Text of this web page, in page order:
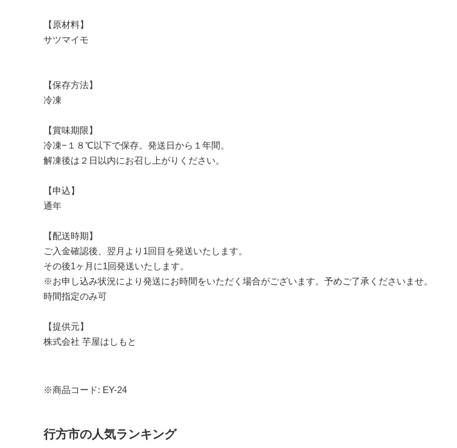
【原材料】
サツマイモ
【保存方法】
冷凍
【賞味期限】
冷凍−１８℃以下で保存。発送日から１年間。
解凍後は２日以内にお召し上がりください。
【申込】
通年
【配送時期】
ご入金確認後、翌月より1回目を発送いたします。
その後1ヶ月に1回発送いたします。
※お申し込み状況により発送にお時間をいただく場合がございます。予めご了承くださいませ。
時間指定のみ可
【提供元】
株式会社 芋屋はしもと
※商品コード: EY-24
行方市の人気ランキング